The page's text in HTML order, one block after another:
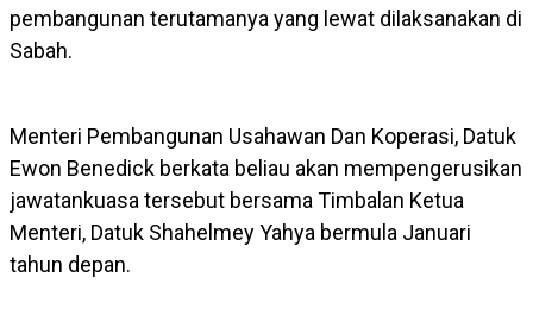
pembangunan terutamanya yang lewat dilaksanakan di
Sabah.
Menteri Pembangunan Usahawan Dan Koperasi, Datuk
Ewon Benedick berkata beliau akan mempengerusikan
jawatankuasa tersebut bersama Timbalan Ketua
Menteri, Datuk Shahelmey Yahya bermula Januari
tahun depan.